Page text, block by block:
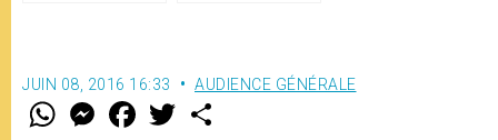
JUIN 08, 2016 16:33 AUDIENCE GÉNÉRALE
W M
e
F
a w